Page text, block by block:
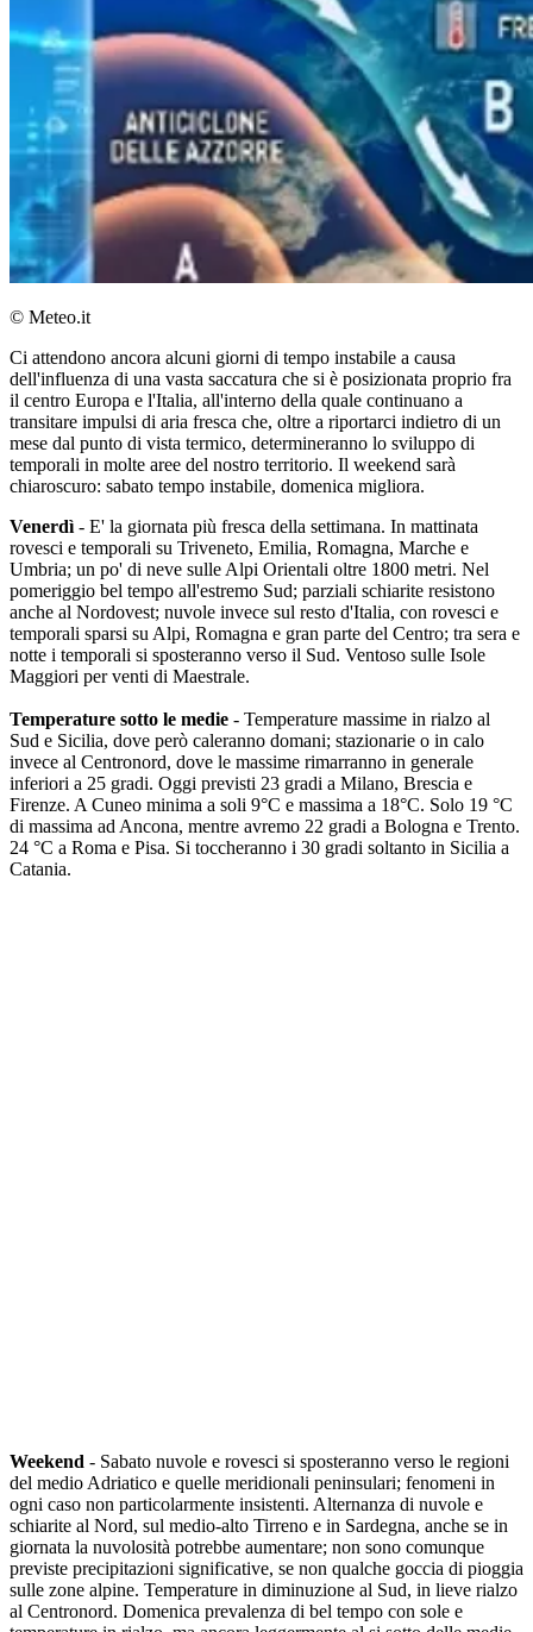
© Meteo.it
Ci attendono ancora alcuni giorni di tempo instabile a causa
dell'influenza di una vasta saccatura che si è posizionata proprio fra
il centro Europa e l'Italia, all'interno della quale continuano a
transitare impulsi di aria fresca che, oltre a riportarci indietro di un
mese dal punto di vista termico, determineranno lo sviluppo di
temporali in molte aree del nostro territorio. Il weekend sarà
chiaroscuro: sabato tempo instabile, domenica migliora.
Venerdì - E' la giornata più fresca della settimana. In mattinata
rovesci e temporali su Triveneto, Emilia, Romagna, Marche e
Umbria; un po' di neve sulle Alpi Orientali oltre 1800 metri. Nel
pomeriggio bel tempo all'estremo Sud; parziali schiarite resistono
anche al Nordovest; nuvole invece sul resto d'Italia, con rovesci e
temporali sparsi su Alpi, Romagna e gran parte del Centro; tra sera e
notte i temporali si sposteranno verso il Sud. Ventoso sulle Isole
Maggiori per venti di Maestrale.
Temperature sotto le medie - Temperature massime in rialzo al
Sud e Sicilia, dove però caleranno domani; stazionarie o in calo
invece al Centronord, dove le massime rimarranno in generale
inferiori a 25 gradi. Oggi previsti 23 gradi a Milano, Brescia e
Firenze. A Cuneo minima a soli 9°C e massima a 18°C. Solo 19 °C
di massima ad Ancona, mentre avremo 22 gradi a Bologna e Trento.
24 °C a Roma e Pisa. Si toccheranno i 30 gradi soltanto in Sicilia a
Catania.
Weekend - Sabato nuvole e rovesci si sposteranno verso le regioni
del medio Adriatico e quelle meridionali peninsulari; fenomeni in
ogni caso non particolarmente insistenti. Alternanza di nuvole e
schiarite al Nord, sul medio-alto Tirreno e in Sardegna, anche se in
giornata la nuvolosità potrebbe aumentare; non sono comunque
previste precipitazioni significative, se non qualche goccia di pioggia
sulle zone alpine. Temperature in diminuzione al Sud, in lieve rialzo
al Centronord. Domenica prevalenza di bel tempo con sole e